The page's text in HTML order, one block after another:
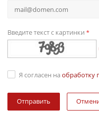
Введите текст с картинки *
Я согласен на обработку